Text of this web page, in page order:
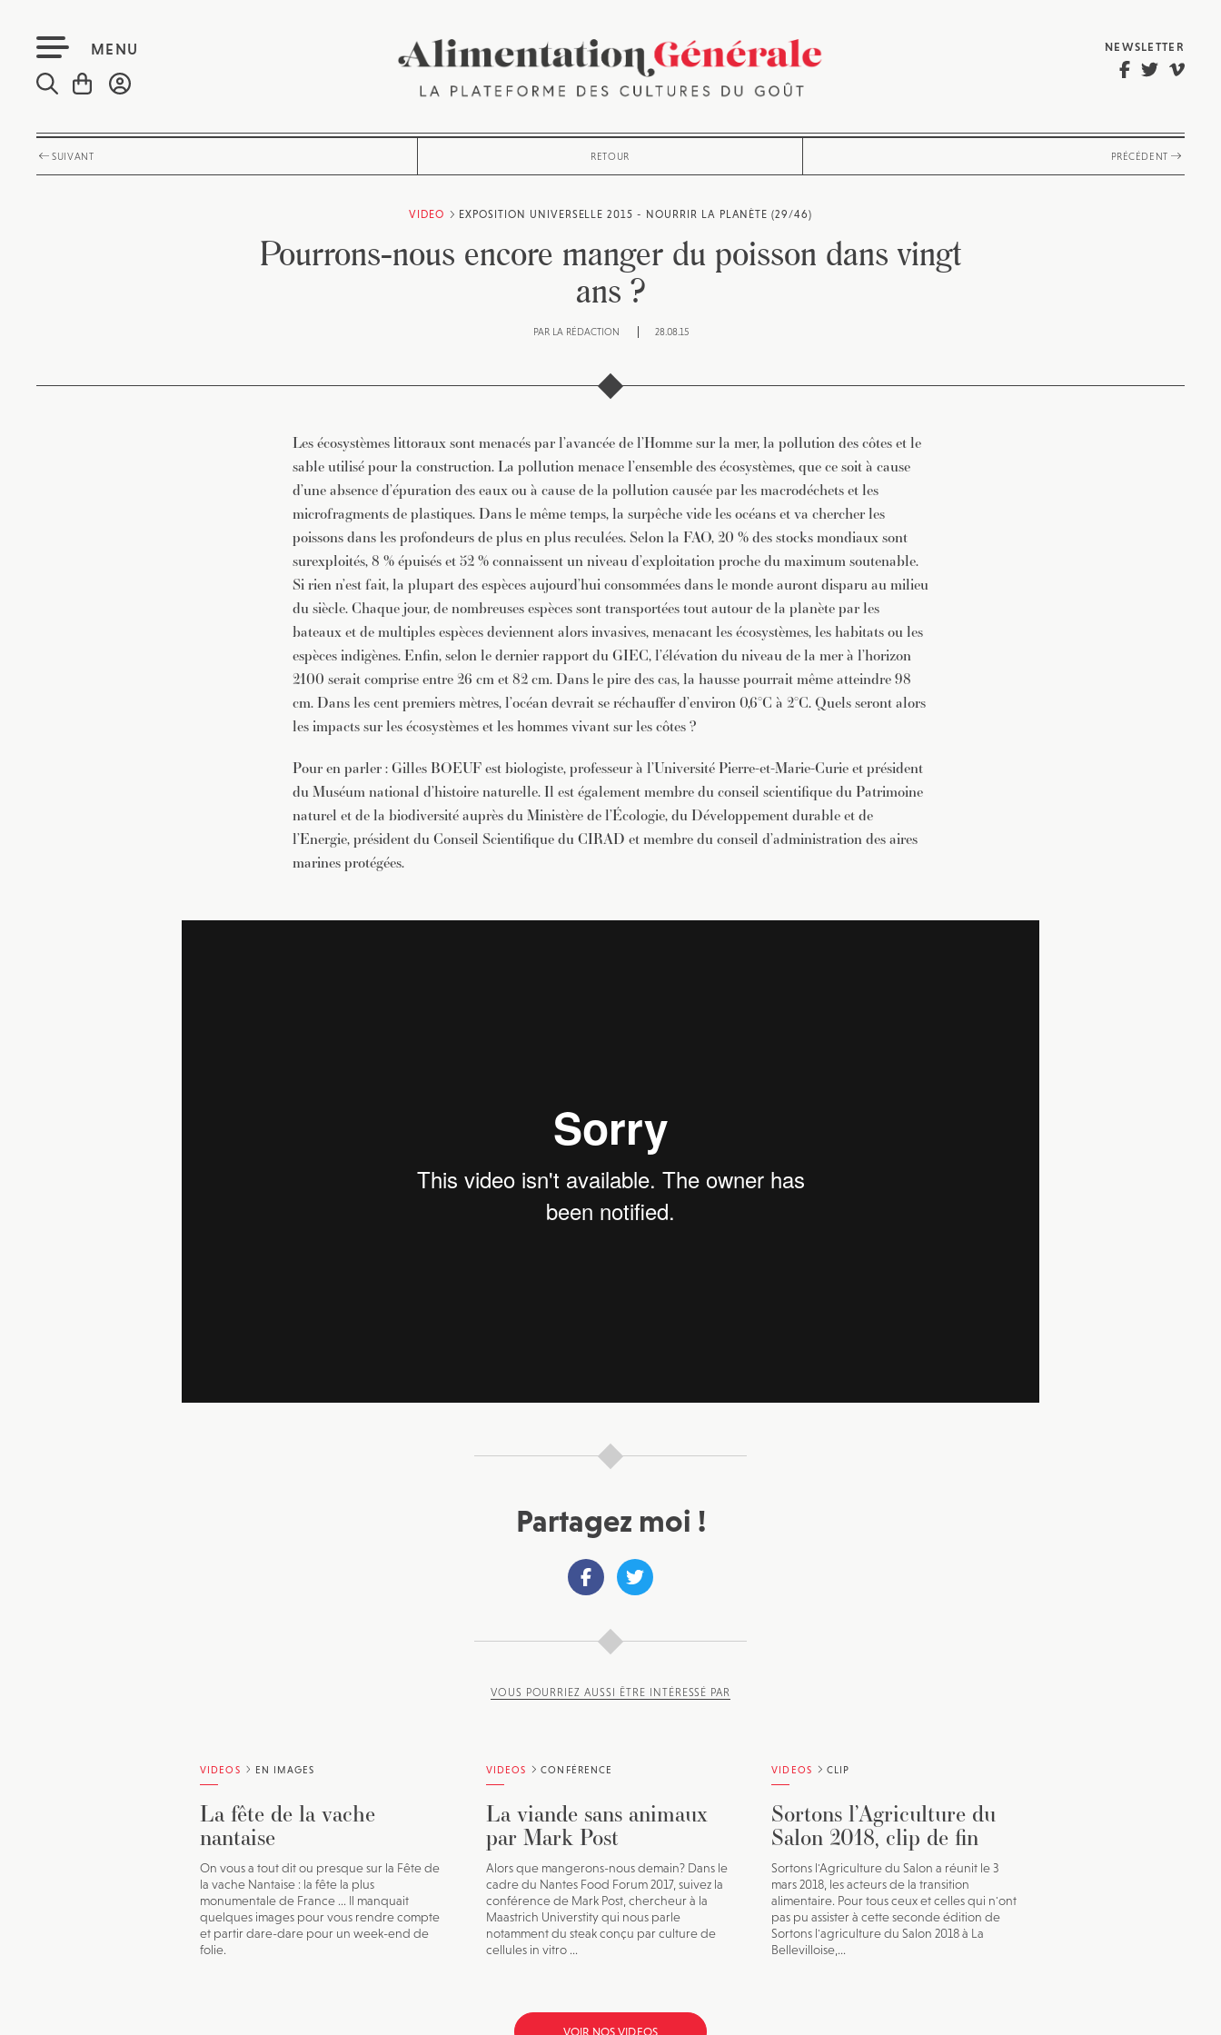
MENU NEWSLETTER
SUIVANT RETOUR PRÉCÉDENT
VIDEO EXPOSITION UNIVERSELLE 2015 - NOURRIR LA PLANÈTE (29/46)
Pourrons-nous encore manger du poisson dans vingt
ans ?
PAR LA RÉDACTION 28.08.15
Les écosystèmes littoraux sont menacés par l’avancée de l’Homme sur la mer, la pollution des côtes et le
sable utilisé pour la construction. La pollution menace l’ensemble des écosystèmes, que ce soit à cause
d’une absence d’épuration des eaux ou à cause de la pollution causée par les macrodéchets et les
microfragments de plastiques. Dans le même temps, la surpêche vide les océans et va chercher les
poissons dans les profondeurs de plus en plus reculées. Selon la FAO, 20 % des stocks mondiaux sont
surexploités, 8 % épuisés et 52 % connaissent un niveau d’exploitation proche du maximum soutenable.
Si rien n’est fait, la plupart des espèces aujourd’hui consommées dans le monde auront disparu au milieu
du siècle. Chaque jour, de nombreuses espèces sont transportées tout autour de la planète par les
bateaux et de multiples espèces deviennent alors invasives, menacant les écosystèmes, les habitats ou les
espèces indigènes. Enfin, selon le dernier rapport du GIEC, l’élévation du niveau de la mer à l’horizon
2100 serait comprise entre 26 cm et 82 cm. Dans le pire des cas, la hausse pourrait même atteindre 98
cm. Dans les cent premiers mètres, l’océan devrait se réchauffer d’environ 0,6°C à 2°C. Quels seront alors
les impacts sur les écosystèmes et les hommes vivant sur les côtes ?
Pour en parler : Gilles BOEUF est biologiste, professeur à l’Université Pierre-et-Marie-Curie et président
du Muséum national d’histoire naturelle. Il est également membre du conseil scientifique du Patrimoine
naturel et de la biodiversité auprès du Ministère de l’Écologie, du Développement durable et de
l’Energie, président du Conseil Scientifique du CIRAD et membre du conseil d’administration des aires
marines protégées.
Partagez moi !
VOUS POURRIEZ AUSSI ÊTRE INTÉRESSÉ PAR
VIDEOS EN IMAGES
La fête de la vache
nantaise
On vous a tout dit ou presque sur la Fête de
la vache Nantaise : la fête la plus
monumentale de France ... Il manquait
quelques images pour vous rendre compte
et partir dare-dare pour un week-end de
folie.
VIDEOS CONFÉRENCE
La viande sans animaux
par Mark Post
Alors que mangerons-nous demain? Dans le
cadre du Nantes Food Forum 2017, suivez la
conférence de Mark Post, chercheur à la
Maastrich Universtity qui nous parle
notamment du steak conçu par culture de
cellules in vitro ...
VIDEOS CLIP
Sortons l’Agriculture du
Salon 2018, clip de fin
Sortons l'Agriculture du Salon a réunit le 3
mars 2018, les acteurs de la transition
alimentaire. Pour tous ceux et celles qui n'ont
pas pu assister à cette seconde édition de
Sortons l'agriculture du Salon 2018 à La
Bellevilloise,...
VOIR NOS VIDEOS